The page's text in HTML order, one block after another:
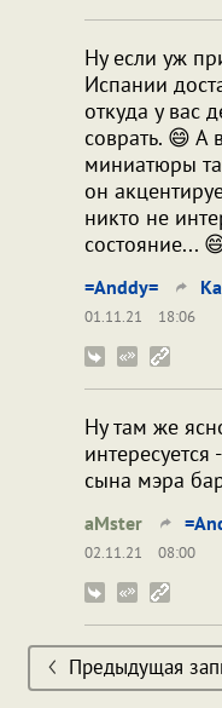
Ну если уж
Испании
откуда у вас
соврать. 😄 А
миниатюры
он
никто не
состояние...
=Anddy=
01.11.21
18:06
Ну там же
сына мэра
aMster
02.11.21
08:00
Предыдущая